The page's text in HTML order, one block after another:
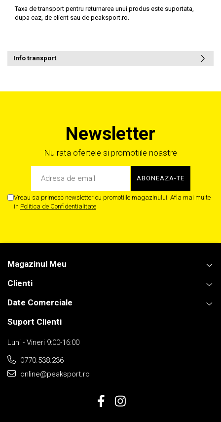
Taxa de transport pentru returnarea unui produs este suportata,
dupa caz, de client sau de peaksport.ro.
Info transport
Newsletter
Nu rata ofertele si promotiile noastre
Vreau sa primesc newsletter cu promotiile magazinului. Afla mai multe
in Politica de Confidentialitate
Magazinul Meu
Clienti
Date Comerciale
Suport Clienti
Luni - Vineri 9:00-16:00
0770.538.236
online@peaksport.ro